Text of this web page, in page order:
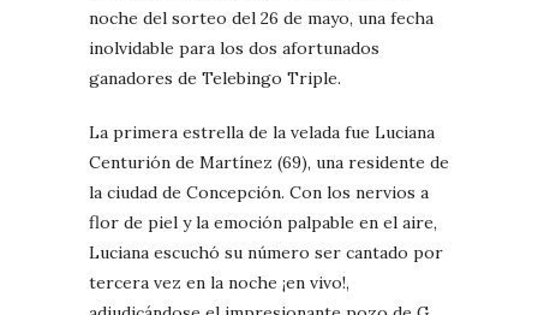
noche del sorteo del 26 de mayo, una fecha
inolvidable para los dos afortunados
ganadores de Telebingo Triple.
La primera estrella de la velada fue Luciana
Centurión de Martínez (69), una residente de
la ciudad de Concepción. Con los nervios a
flor de piel y la emoción palpable en el aire,
Luciana escuchó su número ser cantado por
tercera vez en la noche ¡en vivo!,